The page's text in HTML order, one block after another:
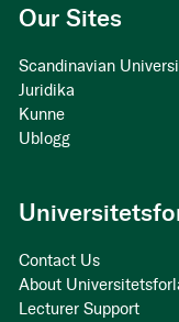
Our Sites
Scandinavian
Juridika
Kunne
Ublogg
Contact Us
About
Lecturer Support